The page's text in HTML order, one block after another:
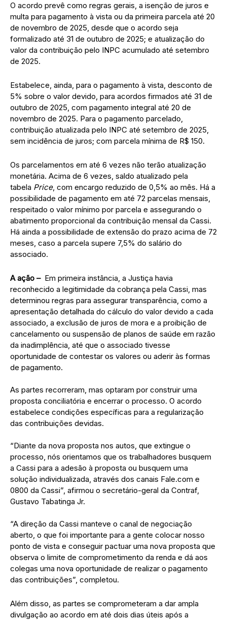
O acordo prevê como regras gerais, a isenção de juros e
multa para pagamento à vista ou da primeira parcela até 20
de novembro de 2025, desde que o acordo seja
formalizado até 31 de outubro de 2025; e atualização do
valor da contribuição pelo INPC acumulado até setembro
de 2025.
Estabelece, ainda, para o pagamento à vista, desconto de
5% sobre o valor devido, para acordos firmados até 31 de
outubro de 2025, com pagamento integral até 20 de
novembro de 2025. Para o pagamento parcelado,
contribuição atualizada pelo INPC até setembro de 2025,
sem incidência de juros; com parcela mínima de R$ 150.
Os parcelamentos em até 6 vezes não terão atualização
monetária. Acima de 6 vezes, saldo atualizado pela
tabela Price, com encargo reduzido de 0,5% ao mês. Há a
possibilidade de pagamento em até 72 parcelas mensais,
respeitado o valor mínimo por parcela e assegurando o
abatimento proporcional da contribuição mensal da Cassi.
Há ainda a possibilidade de extensão do prazo acima de 72
meses, caso a parcela supere 7,5% do salário do
associado.
A ação –Em primeira instância, a Justiça havia
reconhecido a legitimidade da cobrança pela Cassi, mas
determinou regras para assegurar transparência, como a
apresentação detalhada do cálculo do valor devido a cada
associado, a exclusão de juros de mora e a proibição de
cancelamento ou suspensão de planos de saúde em razão
da inadimplência, até que o associado tivesse
oportunidade de contestar os valores ou aderir às formas
de pagamento.
As partes recorreram, mas optaram por construir uma
proposta conciliatória e encerrar o processo. O acordo
estabelece condições específicas para a regularização
das contribuições devidas.
“Diante da nova proposta nos autos, que extingue o
processo, nós orientamos que os trabalhadores busquem
a Cassi para a adesão à proposta ou busquem uma
solução individualizada, através dos canais Fale.com e
0800 da Cassi”, afirmou o secretário-geral da Contraf,
Gustavo Tabatinga Jr.
“A direção da Cassi manteve o canal de negociação
aberto, o que foi importante para a gente colocar nosso
ponto de vista e conseguir pactuar uma nova proposta que
observa o limite de comprometimento da renda e dá aos
colegas uma nova oportunidade de realizar o pagamento
das contribuições”, completou.
Além disso, as partes se comprometeram a dar ampla
divulgação ao acordo em até dois dias úteis após a